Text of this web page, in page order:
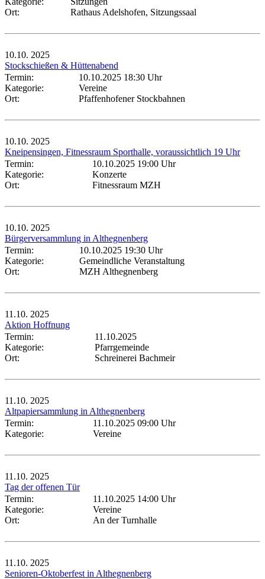
Ort:
Rathaus Adelshofen, Sitzungssaal
10.10. 2025
Stockschießen & Hüttenabend
Termin:
10.10.2025 18:30 Uhr
Kategorie:
Vereine
Ort:
Pfaffenhofener Stockbahnen
10.10. 2025
Kneipensingen, Fitnessraum Sporthalle, voraussichtlich 19 Uhr
Termin:
10.10.2025 19:00 Uhr
Kategorie:
Konzerte
Ort:
Fitnessraum MZH
10.10. 2025
Bürgerversammlung in Althegnenberg
Termin:
10.10.2025 19:30 Uhr
Kategorie:
Gemeindliche Veranstaltung
Ort:
MZH Althegnenberg
11.10. 2025
Aktion Hoffnung
Termin:
11.10.2025
Kategorie:
Pfarrgemeinde
Ort:
Schreinerei Bachmeir
11.10. 2025
Altpapiersammlung in Althegnenberg
Termin:
11.10.2025 09:00 Uhr
Kategorie:
Vereine
11.10. 2025
Tag der offenen Tür
Termin:
11.10.2025 14:00 Uhr
Kategorie:
Vereine
Ort:
An der Turnhalle
11.10. 2025
Senioren-Oktoberfest in Althegnenberg